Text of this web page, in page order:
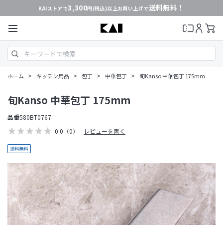
KAIストアで3,300円(税込)以上お買い上げで送料無料！
ホーム > キッチン用品 > 包丁 > 中華包丁 > 旬Kanso 中華包丁 175mm
0.0 （0） レビューを書く
旬Kanso 中華包丁 175mm
品番580BT0767